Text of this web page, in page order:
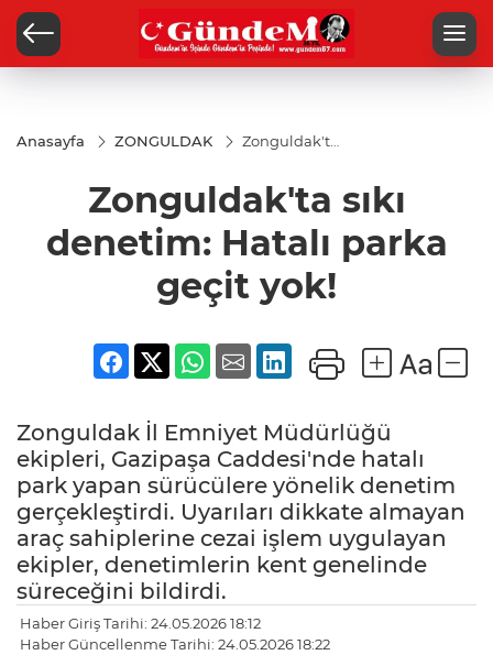
Anasayfa ZONGULDAK
Zonguldak'ta
geçit yok!
Zonguldak'ta sıkı
denetim: Hatalı parka
geçit yok!
Zonguldak İl Emniyet Müdürlüğü
ekipleri, Gazipaşa Caddesi'nde hatalı
park yapan sürücülere yönelik denetim
gerçekleştirdi. Uyarıları dikkate almayan
araç sahiplerine cezai işlem uygulayan
ekipler, denetimlerin kent genelinde
süreceğini bildirdi.
Haber Giriş Tarihi: 24.05.2026 18:12
Haber Güncellenme Tarihi: 24.05.2026 18:22